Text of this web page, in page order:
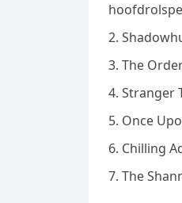
The
Stranger
Once
Chilling
The